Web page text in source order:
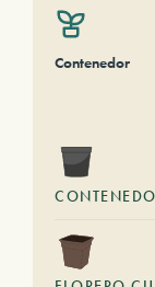
Contenedor